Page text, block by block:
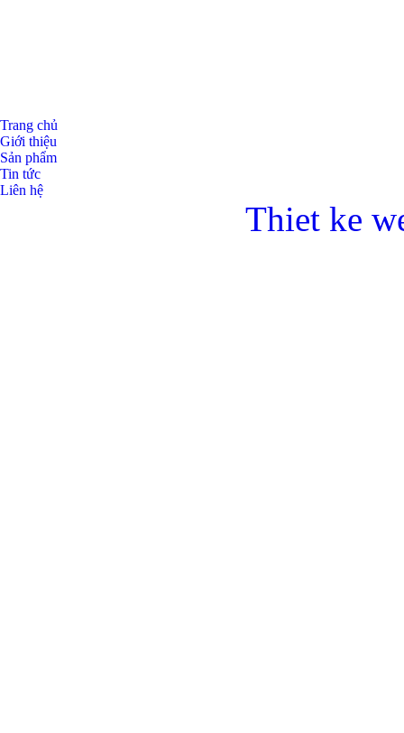
Trang chủ
Giới thiệu
Sản phẩm
Tin tức
Liên hệ
Thiet ke